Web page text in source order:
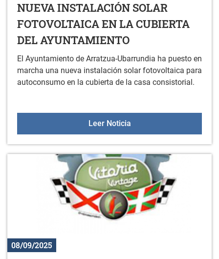
NUEVA INSTALACIÓN SOLAR
FOTOVOLTAICA EN LA CUBIERTA
DEL AYUNTAMIENTO
El Ayuntamiento de Arratzua-Ubarrundia ha puesto en
marcha una nueva instalación solar fotovoltaica para
autoconsumo en la cubierta de la casa consistorial.
Leer NoticiaNUEVA INSTALACIÓN
08/09/2025